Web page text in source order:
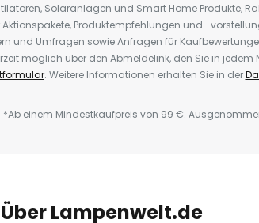
Solaranlagen und Smart Home Produkte,
Aktionspakete, Produktempfehlungen und -
und Umfragen sowie Anfragen für
möglich über den Abmeldelink, den Sie in jedem
. Weitere Informationen erhalten Sie in der
*Ab einem Mindestkaufpreis von 99 €.
Über Lampenwelt.de